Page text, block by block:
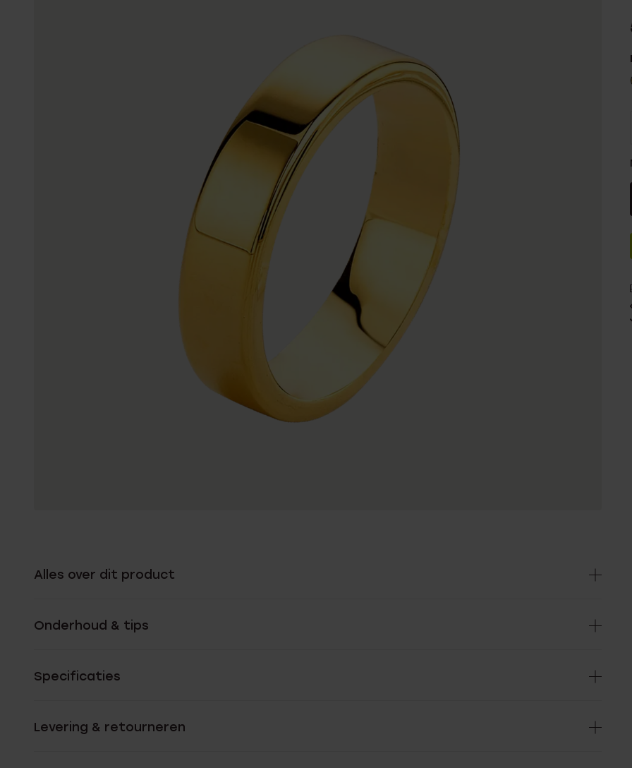
Alles over dit product
Onderhoud & tips
Specificaties
Levering & retourneren